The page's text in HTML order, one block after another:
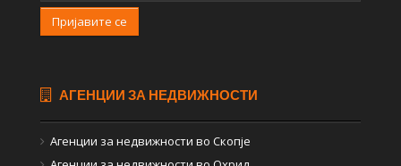
Пријавите се
АГЕНЦИИ ЗА НЕДВИЖНОСТИ
Агенции за недвижности во Скопје